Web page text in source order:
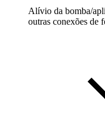
Alívio da bomba/
outras conexões de